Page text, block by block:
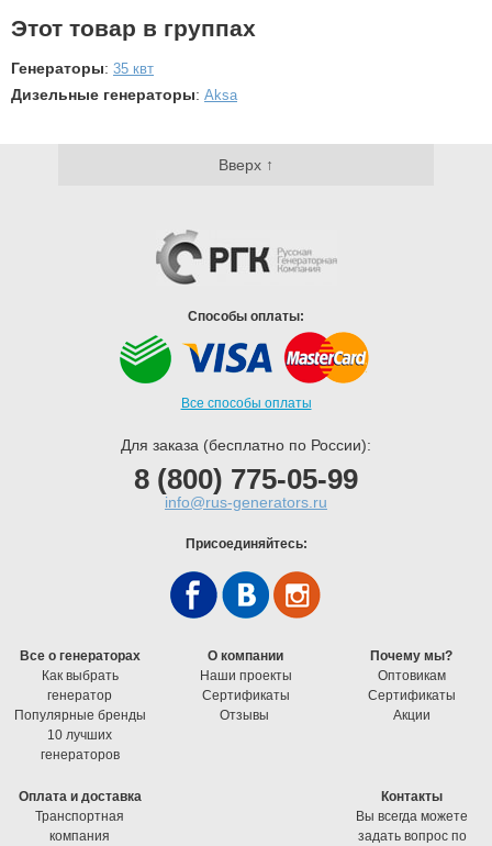
Этот товар в группах
Генераторы: 35 квт
Дизельные генераторы: Aksa
Вверх ↑
Способы оплаты:
Все способы оплаты
Для заказа (бесплатно по России):
8 (800) 775-05-99
info@rus-generators.ru
Присоединяйтесь:
Все о генераторах
Как выбрать
генератор
Популярные бренды
10 лучших
генераторов
О компании
Наши проекты
Cертификаты
Отзывы
Почему мы?
Оптовикам
Cертификаты
Акции
Оплата и доставка
Транспортная
компания
Контакты
Вы всегда можете
задать вопрос по